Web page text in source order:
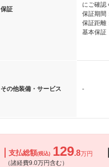
保証
にご確認
保証期間
保証距離
基本保証
その他装備・サービス -
支払総額(税込) 129.8万円
（諸経費9.0万円含む）